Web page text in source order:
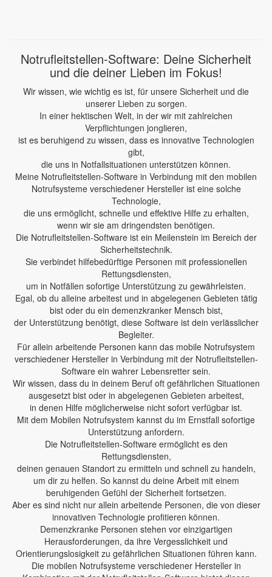
Notrufleitstellen-Software: Deine Sicherheit
und die deiner Lieben im Fokus!
Wir wissen, wie wichtig es ist, für unsere Sicherheit und die
unserer Lieben zu sorgen.
In einer hektischen Welt, in der wir mit zahlreichen
Verpflichtungen jonglieren,
ist es beruhigend zu wissen, dass es innovative Technologien
gibt,
die uns in Notfallsituationen unterstützen können.
Meine Notrufleitstellen-Software in Verbindung mit den mobilen
Notrufsysteme verschiedener Hersteller ist eine solche
Technologie,
die uns ermöglicht, schnelle und effektive Hilfe zu erhalten,
wenn wir sie am dringendsten benötigen.
Die Notrufleitstellen-Software ist ein Meilenstein im Bereich der
Sicherheitstechnik.
Sie verbindet hilfebedürftige Personen mit professionellen
Rettungsdiensten,
um in Notfällen sofortige Unterstützung zu gewährleisten.
Egal, ob du alleine arbeitest und in abgelegenen Gebieten tätig
bist oder du ein demenzkranker Mensch bist,
der Unterstützung benötigt, diese Software ist dein verlässlicher
Begleiter.
Für allein arbeitende Personen kann das mobile Notrufsystem
verschiedener Hersteller in Verbindung mit der Notrufleitstellen-
Software ein wahrer Lebensretter sein.
Wir wissen, dass du in deinem Beruf oft gefährlichen Situationen
ausgesetzt bist oder in abgelegenen Gebieten arbeitest,
in denen Hilfe möglicherweise nicht sofort verfügbar ist.
Mit dem Mobilen Notrufsystem kannst du im Ernstfall sofortige
Unterstützung anfordern.
Die Notrufleitstellen-Software ermöglicht es den
Rettungsdiensten,
deinen genauen Standort zu ermitteln und schnell zu handeln,
um dir zu helfen. So kannst du deine Arbeit mit einem
beruhigenden Gefühl der Sicherheit fortsetzen.
Aber es sind nicht nur allein arbeitende Personen, die von dieser
innovativen Technologie profitieren können.
Demenzkranke Personen stehen vor einzigartigen
Herausforderungen, da ihre Vergesslichkeit und
Orientierungslosigkeit zu gefährlichen Situationen führen kann.
Die mobilen Notrufsysteme verschiedener Hersteller in